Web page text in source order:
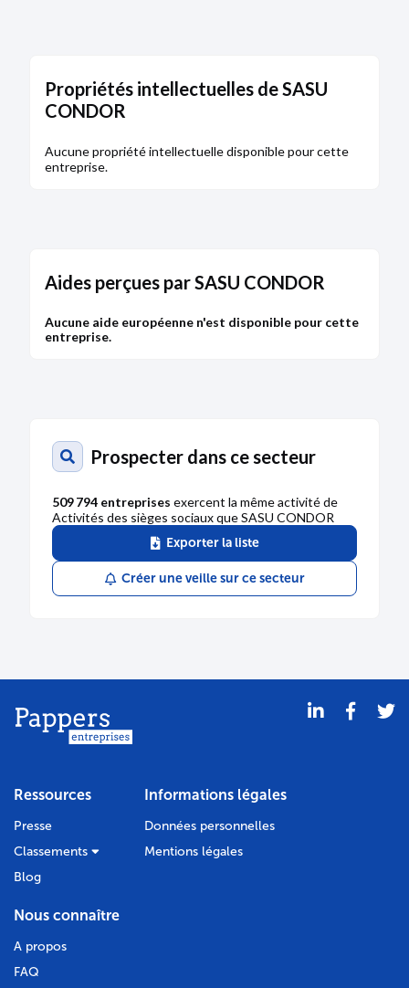
Propriétés intellectuelles de SASU
CONDOR
Aucune propriété intellectuelle disponible pour cette
entreprise.
Aides perçues par SASU CONDOR
Aucune aide européenne n'est disponible pour cette
entreprise.
Prospecter dans ce secteur
509 794 entreprises exercent la même activité de
Activités des sièges sociaux que SASU CONDOR
Exporter la liste
Créer une veille sur ce secteur
Ressources
Presse
Classements
Blog
Informations légales
Données personnelles
Mentions légales
Nous connaître
A propos
FAQ